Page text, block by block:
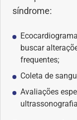
síndrome:
buscar
frequentes;
Coleta de
Avaliações